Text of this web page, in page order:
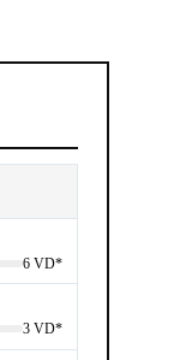
6 VD*
3 VD*